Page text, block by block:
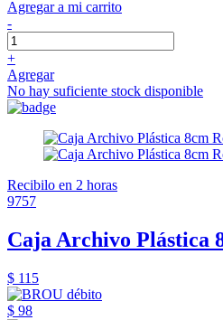
Agregar a mi carrito
-
+
Agregar
No hay suficiente stock disponible
Recibilo en 2 horas
9757
Caja Archivo Plástica
$ 115
$ 98